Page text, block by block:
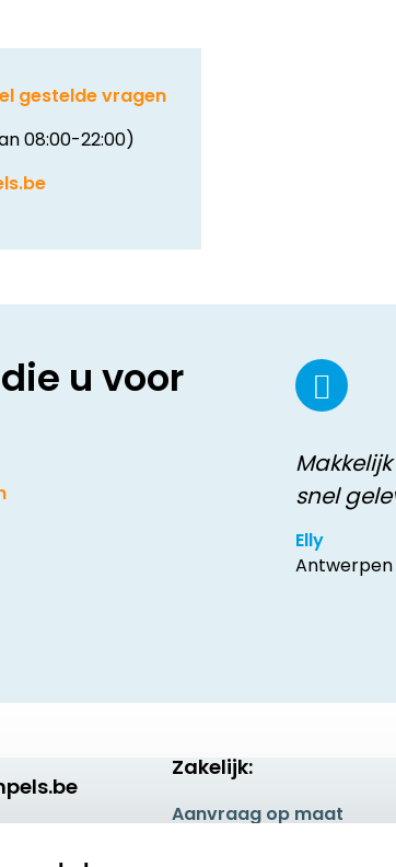
gestelde vragen
08:00-22:00)
u voor
snel
Elly
Antwerpen
Zakelijk:
Aanvraag op maat